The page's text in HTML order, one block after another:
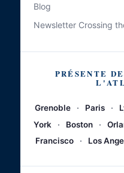
Blog
Newsletter Crossing
PRÉSENTE
Grenoble · Paris ·
York
· Boston ·
Francisco
· Los